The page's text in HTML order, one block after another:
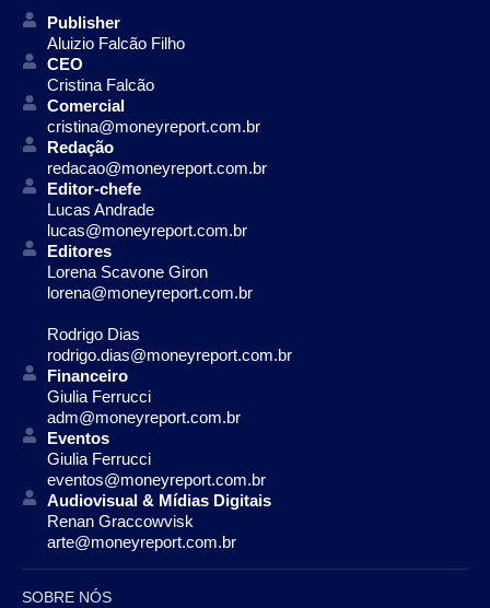
Publisher
Aluizio Falcão Filho
CEO
Cristina Falcão
Comercial
cristina@moneyreport.com.br
Redação
redacao@moneyreport.com.br
Editor-chefe
Lucas Andrade
lucas@moneyreport.com.br
Editores
Lorena Scavone Giron
lorena@moneyreport.com.br
Rodrigo Dias
rodrigo.dias@moneyreport.com.br
Financeiro
Giulia Ferrucci
adm@moneyreport.com.br
Eventos
Giulia Ferrucci
eventos@moneyreport.com.br
Audiovisual & Mídias Digitais
Renan Graccowvisk
arte@moneyreport.com.br
SOBRE NÓS